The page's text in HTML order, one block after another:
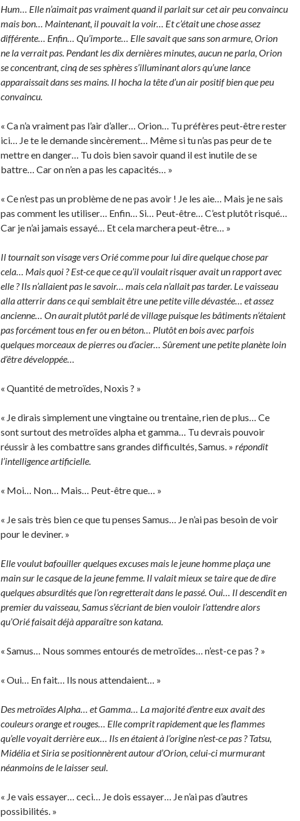
Hum… Elle n’aimait pas vraiment quand il parlait sur cet air peu convaincu
mais bon… Maintenant, il pouvait la voir… Et c’était une chose assez
différente… Enfin… Qu’importe… Elle savait que sans son armure, Orion
ne la verrait pas. Pendant les dix dernières minutes, aucun ne parla, Orion
se concentrant, cinq de ses sphères s’illuminant alors qu’une lance
apparaissait dans ses mains. Il hocha la tête d’un air positif bien que peu
convaincu.
« Ca n’a vraiment pas l’air d’aller… Orion… Tu préfères peut-être rester
ici… Je te le demande sincèrement… Même si tu n’as pas peur de te
mettre en danger… Tu dois bien savoir quand il est inutile de se
battre… Car on n’en a pas les capacités… »
« Ce n’est pas un problème de ne pas avoir ! Je les aie… Mais je ne sais
pas comment les utiliser… Enfin… Si… Peut-être… C’est plutôt risqué…
Car je n’ai jamais essayé… Et cela marchera peut-être… »
Il tournait son visage vers Orié comme pour lui dire quelque chose par
cela… Mais quoi ? Est-ce que ce qu’il voulait risquer avait un rapport avec
elle ? Ils n’allaient pas le savoir… mais cela n’allait pas tarder. Le vaisseau
alla atterrir dans ce qui semblait être une petite ville dévastée… et assez
ancienne… On aurait plutôt parlé de village puisque les bâtiments n’étaient
pas forcément tous en fer ou en béton… Plutôt en bois avec parfois
quelques morceaux de pierres ou d’acier… Sûrement une petite planète loin
d’être développée…
« Quantité de metroïdes, Noxis ? »
« Je dirais simplement une vingtaine ou trentaine, rien de plus… Ce
sont surtout des metroïdes alpha et gamma… Tu devrais pouvoir
réussir à les combattre sans grandes difficultés, Samus. » répondit
l’intelligence artificielle.
« Moi… Non… Mais… Peut-être que… »
« Je sais très bien ce que tu penses Samus… Je n’ai pas besoin de voir
pour le deviner. »
Elle voulut bafouiller quelques excuses mais le jeune homme plaça une
main sur le casque de la jeune femme. Il valait mieux se taire que de dire
quelques absurdités que l’on regretterait dans le passé. Oui… Il descendit en
premier du vaisseau, Samus s’écriant de bien vouloir l’attendre alors
qu’Orié faisait déjà apparaître son katana.
« Samus… Nous sommes entourés de metroïdes… n’est-ce pas ? »
« Oui… En fait… Ils nous attendaient… »
Des metroïdes Alpha… et Gamma… La majorité d’entre eux avait des
couleurs orange et rouges… Elle comprit rapidement que les flammes
qu’elle voyait derrière eux… Ils en étaient à l’origine n’est-ce pas ? Tatsu,
Midélia et Siria se positionnèrent autour d’Orion, celui-ci murmurant
néanmoins de le laisser seul.
« Je vais essayer… ceci… Je dois essayer… Je n’ai pas d’autres
possibilités. »